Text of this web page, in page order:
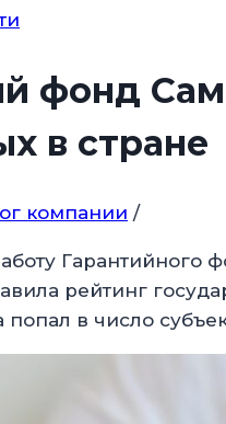
фонд
в стране
компании /
рейтинг
в число